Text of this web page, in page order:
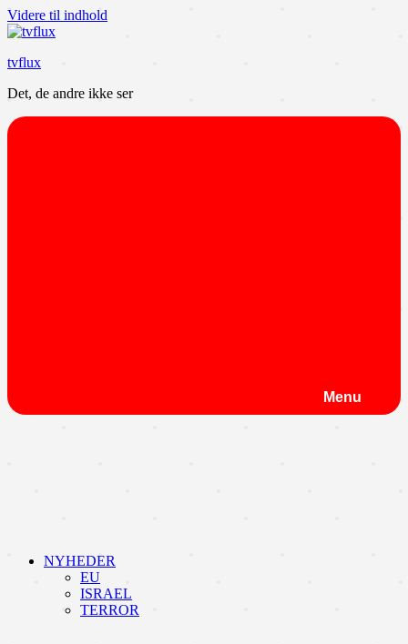
Videre til indhold
tvflux
Det, de andre ikke ser
Menu
NYHEDER
EU
ISRAEL
TERROR